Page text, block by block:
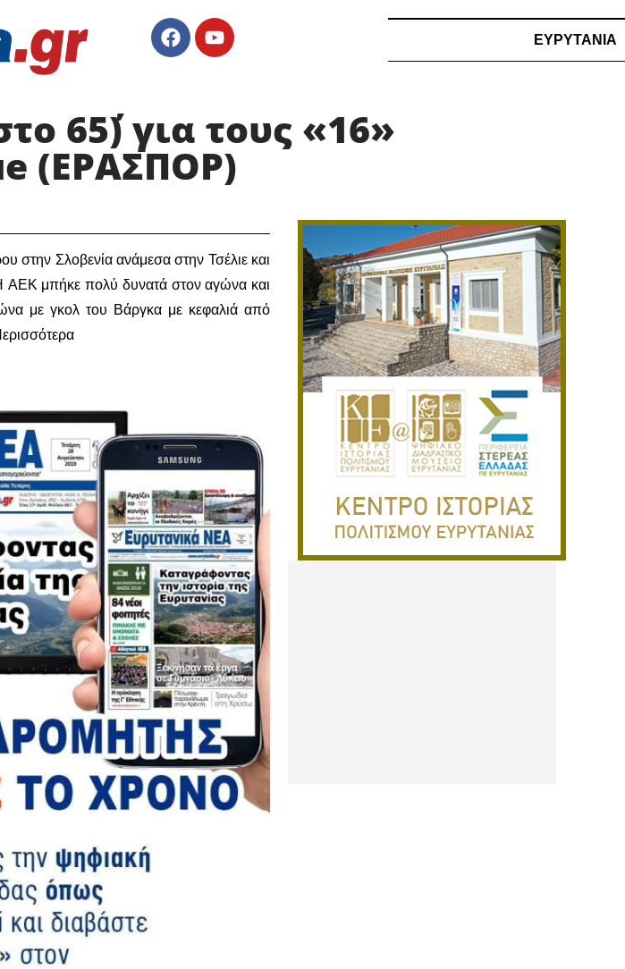
ΕΥΡΥΤΑΝΙΑ
65΄) για τους «16»
(ΕΡAΣΠΟΡ)
στην Σλοβενία ανάμεσα στην Τσέλιε και
μπήκε πολύ δυνατά στον αγώνα και
με γκολ του Βάργκα με κεφαλιά από